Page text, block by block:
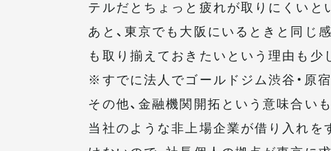
テルだとちょっと疲れが取りにくいと
あと、東京でも大阪にいるときと同じ
も取り揃えておきたいという理由も少
※すでに法人でゴールドジム渋谷・原
その他、金融機関開拓という意味合いも
当社のような非上場企業が借り入れを